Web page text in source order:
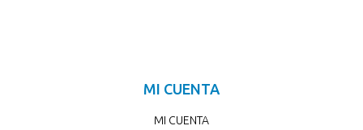
MI CUENTA
MI CUENTA